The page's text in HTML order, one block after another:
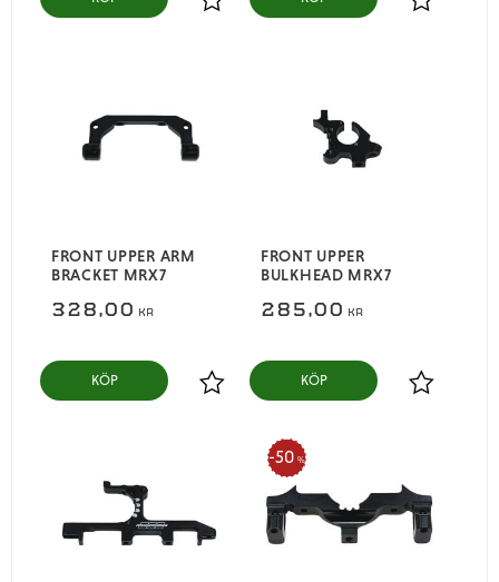
Lägg till i favoriter Lägg till i
FRONT UPPER ARM
BRACKET MRX7
328,00 KR
Lägg till i favoriter
KÖP
FRONT UPPER
BULKHEAD MRX7
285,00 KR
Lägg till i
KÖP
50 %